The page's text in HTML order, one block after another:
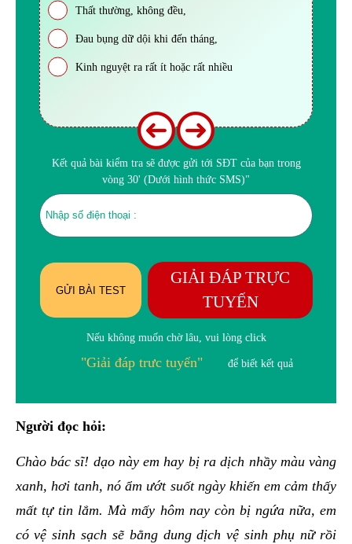
Thất thường, không đều,
Đau bụng dữ dội khi đến tháng,
Kinh nguyệt ra rất ít hoặc rất nhiều
Kết quả bài kiểm tra sẽ được gửi tới SĐT của bạn trong
vòng 30' (Dưới hình thức SMS)"
GỬI BÀI TEST
GIẢI ĐÁP TRỰC
TUYẾN
Nếu không muốn chờ lâu, vui lòng click
"Giải đáp trưc tuyến" để biết kết quả
Người đọc hỏi:
Chào bác sĩ! dạo này em hay bị ra dịch nhầy màu vàng
xanh, hơi tanh, nó ẩm ướt suốt ngày khiến em cảm thấy
mất tự tin lắm. Mà mấy hôm nay còn bị ngứa nữa, em
có vệ sinh sạch sẽ bằng dung dịch vệ sinh phụ nữ rồi